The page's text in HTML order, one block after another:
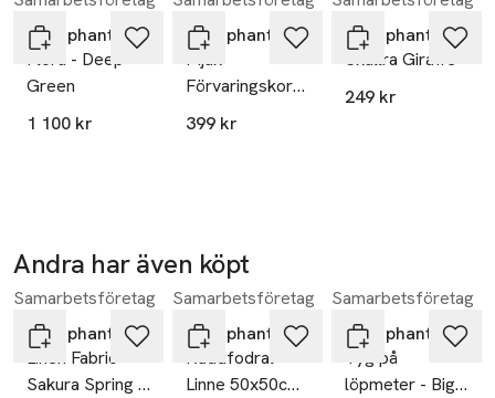
Littlephant
Flora - Deep
Green
1 100 kr
Littlephant
Mjuk
Förvaringskorg
Medium
399 kr
Littlephant
Skallra Giraffe
249 kr
Andra har även köpt
Hoppa över bildspelet
Samarbetsföretag
Littlephant
Linen Fabric
Sakura Spring -
Samarbetsföretag
Littlephant
Kuddfodral
Linne 50x50cm
Samarbetsföretag
Littlephant
Tyg på
löpmeter - Big